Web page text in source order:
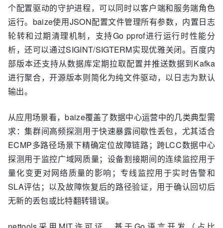
个配置驱动的守护进程，可以同时以客户端和服务端角色
运行。baize使用JSON配置文件管理所有参数，内置日志
轮转和过期清理机制，支持Go pprof进行运行时性能分
析，还可以通过SIGINT/SIGTERM实现优雅关闭。百度内
部版本还支持从数据库定期拉取配置并推送数据到Kafka
进行聚合，开源版本则简化为纯文件驱动，以日志为默认
输出。
从应用场景看，baize覆盖了数据中心运营中的几类典型需
求：集群间高频探测用于快速暴露间歇性丢包，尤其适合
ECMP多路径场景下精确定位故障链路；跨LCC数据中心
探测用于监控广域网质量；设备割接期间的连续监控用于
量化变更对网络质量的影响；专线监控用于实时告警和
SLA评估；以及故障恢复后的路径验证，用于确认回切后
无新的丢包或比特翻转错误。